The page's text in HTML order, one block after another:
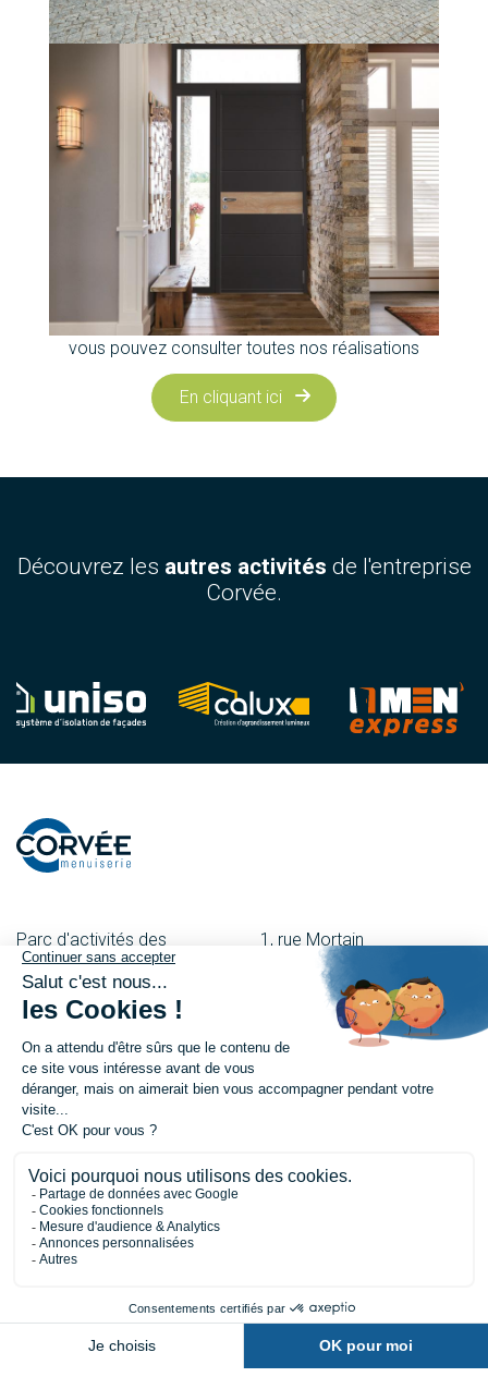
vous pouvez consulter toutes nos réalisations
En cliquant ici
Découvrez les autres activités de l'entreprise
Corvée.
Parc d'activités des
Besnardières
53120 Gorron
02 43 08 00 43
27, rue du Maréchal-Foch
61700 Domfront
02 33 65 57 15
1, rue Mortain
50600 St-Hilaire-Du-
Harcouët
02 33 69 08 55
53500 Ernée
Nous contacter
Demander un devis
Être rappelé